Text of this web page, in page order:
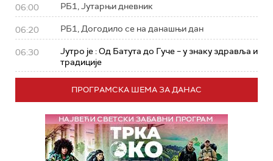
06:00 РБ1, Јутарњи дневник
06:20 РБ1, Догодило се на данашњи дан
06:30
Јутро је : Од Батута до Гуче – у знаку здравља и
традиције
ПРОГРАМСКА ШЕМА ЗА ДАНАС